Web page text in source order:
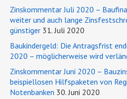
Zinskommentar Juli 2020 –
weiter und auch lange
günstiger 31. Juli 2020
Baukindergeld: Die Antragsfrist
2020 – möglicherweise wird
Zinskommentar Juni 2020 –
beispiellosen Hilfspaketen von
Notenbanken 30. Juni 2020